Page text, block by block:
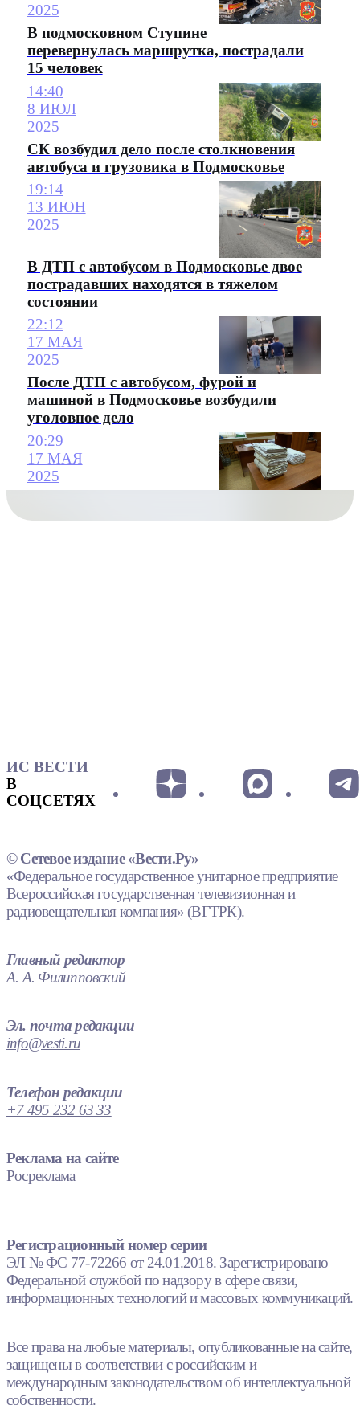
2025
В подмосковном Ступине
перевернулась маршрутка, пострадали
15 человек
14:40
8 ИЮЛ
2025
СК возбудил дело после столкновения
автобуса и грузовика в Подмосковье
19:14
13 ИЮН
2025
В ДТП с автобусом в Подмосковье двое
пострадавших находятся в тяжелом
состоянии
22:12
17 МАЯ
2025
После ДТП с автобусом, фурой и
машиной в Подмосковье возбудили
уголовное дело
20:29
17 МАЯ
2025
ИС ВЕСТИ
В
СОЦСЕТЯХ
© Сетевое издание «Вести.Ру»
«Федеральное государственное унитарное предприятие
Всероссийская государственная телевизионная и
радиовещательная компания» (ВГТРК).
Главный редактор
А. А. Филипповский
Эл. почта редакции
info@vesti.ru
Телефон редакции
+7 495 232 63 33
Реклама на сайте
Росреклама
Регистрационный номер серии
ЭЛ № ФС 77-72266 от 24.01.2018. Зарегистрировано
Федеральной службой по надзору в сфере связи,
информационных технологий и массовых коммуникаций.
Все права на любые материалы, опубликованные на сайте,
защищены в соответствии с российским и
международным законодательством об интеллектуальной
собственности.